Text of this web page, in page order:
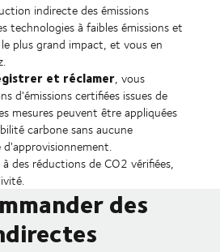
indirecte des émissions
technologies à faibles émissions et
plus grand impact, et vous en
et réclamer, vous
d'émissions certifiées issues de
mesures peuvent être appliquées
carbone sans aucune
des réductions de CO2 vérifiées,
des